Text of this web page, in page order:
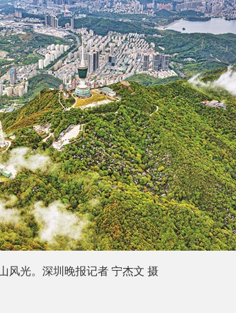
风光。深圳晚报记者 宁杰文 摄